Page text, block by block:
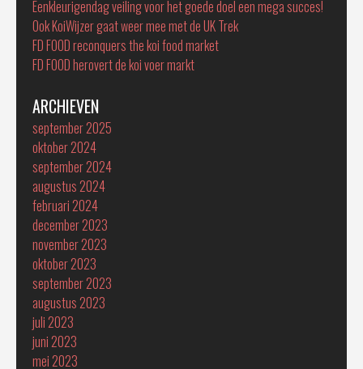
Eenkleurigendag veiling voor het goede doel een mega succes!
Ook KoiWijzer gaat weer mee met de UK Trek
FD FOOD reconquers the koi food market
FD FOOD herovert de koi voer markt
ARCHIEVEN
september 2025
oktober 2024
september 2024
augustus 2024
februari 2024
december 2023
november 2023
oktober 2023
september 2023
augustus 2023
juli 2023
juni 2023
mei 2023